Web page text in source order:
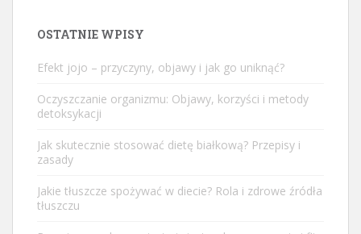
OSTATNIE WPISY
Efekt jojo – przyczyny, objawy i jak go uniknąć?
Oczyszczanie organizmu: Objawy, korzyści i metody
detoksykacji
Jak skutecznie stosować dietę białkową? Przepisy i
zasady
Jakie tłuszcze spożywać w diecie? Rola i zdrowe źródła
tłuszczu